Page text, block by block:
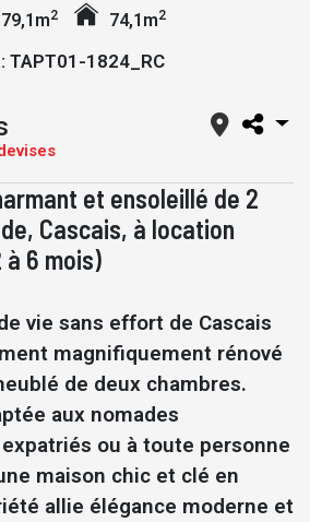
79,1m2 74,1m2
TAPT01-1824_RC
et ensoleillé de 2
Cascais, à location
6 mois)
vie sans effort de Cascais
magnifiquement rénové
de deux chambres.
aux nomades
ou à toute personne
maison chic et clé en
allie élégance moderne et